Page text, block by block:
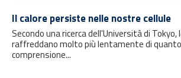
Il calore persiste nelle nostre cellule
Secondo una ricerca dell'Università di Tokyo,
raffreddano molto più lentamente di
comprensione...